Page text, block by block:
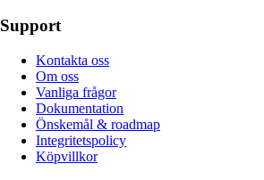
Support
Kontakta oss
Om oss
Vanliga frågor
Dokumentation
Önskemål & roadmap
Integritetspolicy
Köpvillkor